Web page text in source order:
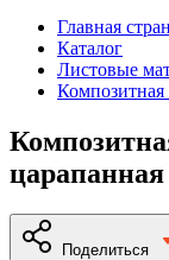
Главная
Каталог
Листовые
Композитная
царапанная
Поделиться